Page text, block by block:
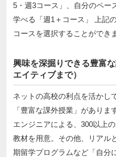
5・週3コース」、自分のペー
学べる「週1＋コース」 上記
コースを選択することができ
興味を深掘りできる豊富
エイティブまで）
ネットの高校の利点を活かし
「豊富な課外授業」があり
エンジニアによる、300以上
教材を用意。その他、リアル
期留学プログラムなど「自分